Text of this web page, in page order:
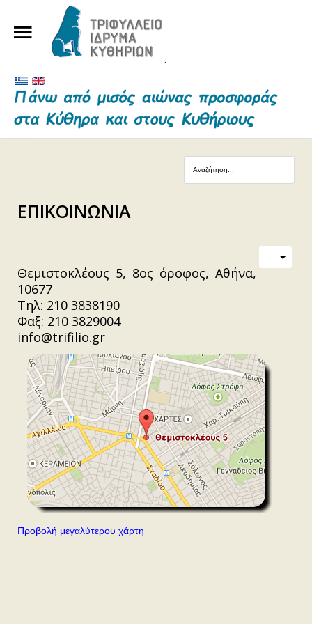
ΤΟ ΙΔΡΥΜΑ
ΕΥΕΡΓΕΤΕΣ ΚΑΙ ΔΩΡΗΤΕΣ
ΕΠΙΚΟΙΝΩΝΙΑ
ΕΠΙΚΟΙΝΩΝΙΑ
Θεμιστοκλέους 5, 8ος όροφος, Αθήνα,
10677
Τηλ: 210 3838190
Φαξ: 210 3829004
info@trifilio.gr
Προβολή μεγαλύτερου χάρτη